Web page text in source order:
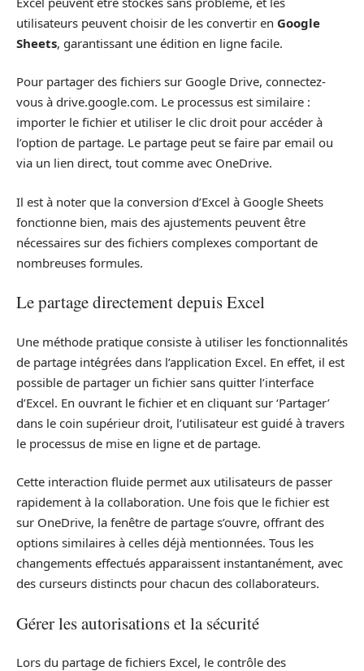
utilisateurs peuvent choisir de les convertir en Google
Sheets, garantissant une édition en ligne facile.
Pour partager des fichiers sur Google Drive, connectez-
vous à drive.google.com. Le processus est similaire :
importer le fichier et utiliser le clic droit pour accéder à
l’option de partage. Le partage peut se faire par email ou
via un lien direct, tout comme avec OneDrive.
Il est à noter que la conversion d’Excel à Google Sheets
fonctionne bien, mais des ajustements peuvent être
nécessaires sur des fichiers complexes comportant de
nombreuses formules.
Le partage directement depuis Excel
Une méthode pratique consiste à utiliser les fonctionnalités
de partage intégrées dans l’application Excel. En effet, il est
possible de partager un fichier sans quitter l’interface
d’Excel. En ouvrant le fichier et en cliquant sur ‘Partager’
dans le coin supérieur droit, l’utilisateur est guidé à travers
le processus de mise en ligne et de partage.
Cette interaction fluide permet aux utilisateurs de passer
rapidement à la collaboration. Une fois que le fichier est
sur OneDrive, la fenêtre de partage s’ouvre, offrant des
options similaires à celles déjà mentionnées. Tous les
changements effectués apparaissent instantanément, avec
des curseurs distincts pour chacun des collaborateurs.
Gérer les autorisations et la sécurité
Lors du partage de fichiers Excel, le contrôle des